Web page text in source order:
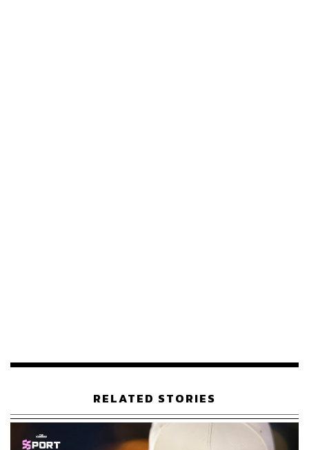
TAGS: NBA NBA Finals
กีฬาบาสเกตบอล
NBA Finals 2024RELATED STORIES